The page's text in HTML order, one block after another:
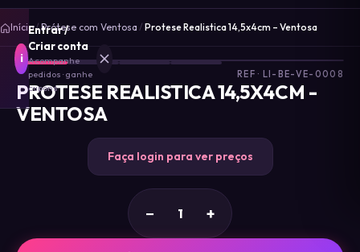
i
Entrar /
Criar conta
Acompanhe
pedidos · ganhe
cupons
DESIRE
Início/Prótese com Ventosa / Protese Realistica 14,5x4cm – Ventosa
1
REF · LI-BE-VE-0008
PROTESE REALISTICA 14,5X4CM -
VENTOSA
Faça login para ver preços
− +